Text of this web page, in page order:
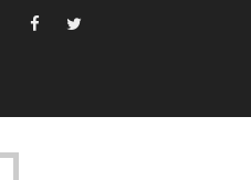
5ª en 10km